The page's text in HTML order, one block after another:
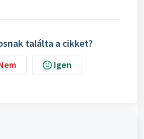
találta a cikket?
Igen